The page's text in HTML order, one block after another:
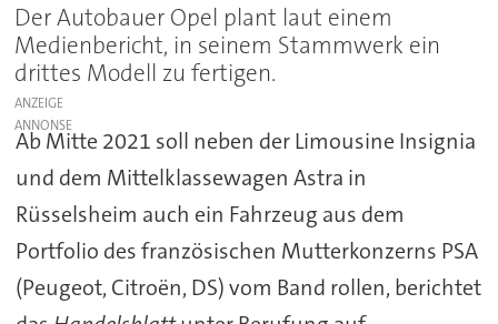
Der Autobauer Opel plant laut einem
Medienbericht, in seinem Stammwerk ein
drittes Modell zu fertigen.
ANZEIGE
Ab Mitte 2021 soll neben der Limousine Insignia
und dem Mittelklassewagen Astra in
Rüsselsheim auch ein Fahrzeug aus dem
Portfolio des französischen Mutterkonzerns PSA
(Peugeot, Citroën, DS) vom Band rollen, berichtet